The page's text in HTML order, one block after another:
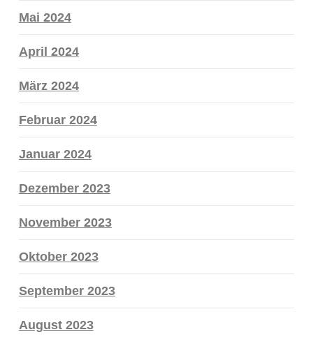
Mai 2024
April 2024
März 2024
Februar 2024
Januar 2024
Dezember 2023
November 2023
Oktober 2023
September 2023
August 2023